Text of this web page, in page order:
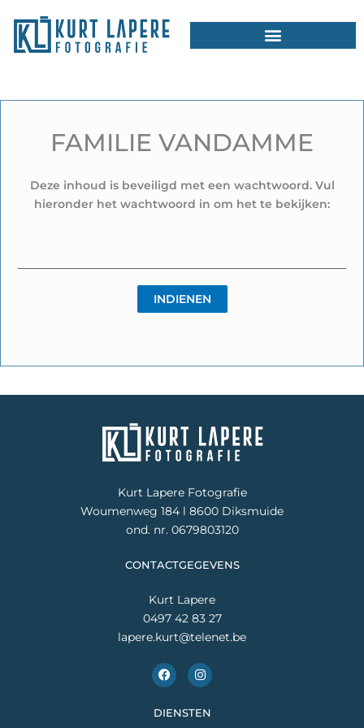
naar
FAMILIE VANDAMME
Deze inhoud is beveiligd met een wachtwoord. Vul
hieronder het wachtwoord in om het te bekijken:
Kurt Lapere Fotografie
Woumenweg 184 l 8600 Diksmuide
ond. nr. 0679803120
CONTACTGEGEVENS
Kurt Lapere
0497 42 83 27
lapere.kurt@telenet.be
F
a
c
b
I
n
s
a
DIENSTEN